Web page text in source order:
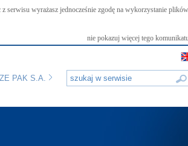
serwisu wyrażasz jednocześnie zgodę na wykorzystanie plików
nie pokazuj więcej tego
PAK S.A.